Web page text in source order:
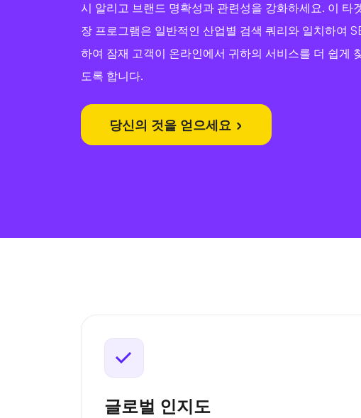
시 알리고 브랜드 명확성과 관련성을 강화하세요. 이 타
장 프로그램은 일반적인 산업별 검색 쿼리와 일치하여
하여 잠재 고객이 온라인에서 귀하의 서비스를 더 쉽게
도록 합니다.
당신의 것을 얻으세요
글로벌 인지도